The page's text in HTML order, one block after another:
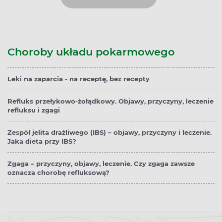
Choroby układu pokarmowego
Leki na zaparcia - na receptę, bez recepty
Refluks przełykowo-żołądkowy. Objawy, przyczyny, leczenie
refluksu i zgagi
Zespół jelita drażliwego (IBS) – objawy, przyczyny i leczenie.
Jaka dieta przy IBS?
Zgaga – przyczyny, objawy, leczenie. Czy zgaga zawsze
oznacza chorobę refluksową?